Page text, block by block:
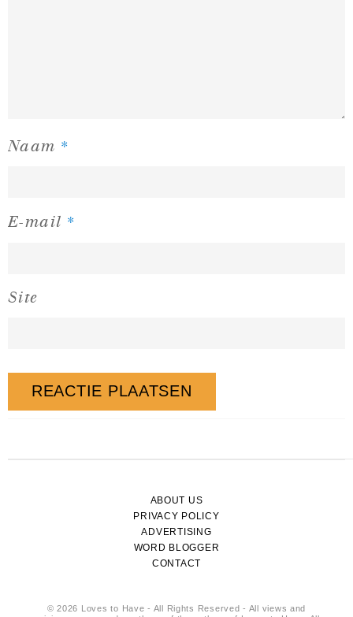
Naam *
E-mail *
Site
ABOUT US
PRIVACY POLICY
ADVERTISING
WORD BLOGGER
CONTACT
© 2026 Loves to Have - All Rights Reserved - All views and